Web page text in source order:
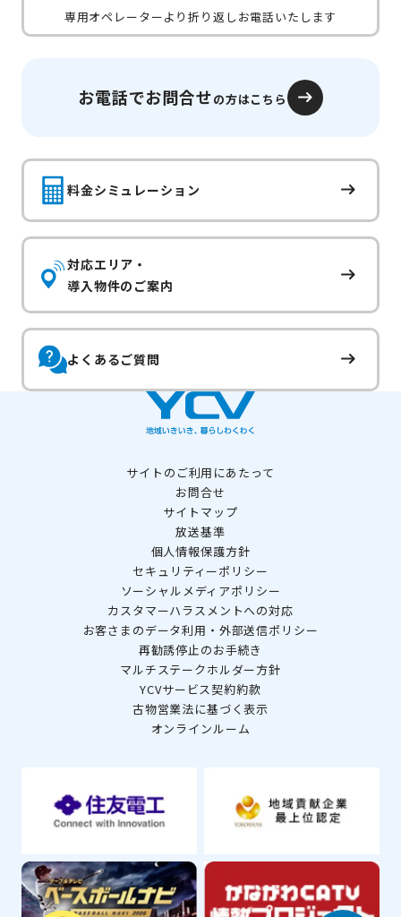
専用オペレーターより折り返しお電話いたします
お電話でお問合せの方はこちら
料金シミュレーション
対応エリア・
導入物件のご案内
よくあるご質問
サイトのご利用にあたって
お問合せ
サイトマップ
放送基準
個人情報保護方針
セキュリティーポリシー
ソーシャルメディアポリシー
カスタマーハラスメントへの対応
お客さまのデータ利用・外部送信ポリシー
再勧誘停止のお手続き
マルチステークホルダー方針
YCVサービス契約約款
古物営業法に基づく表示
オンラインルーム